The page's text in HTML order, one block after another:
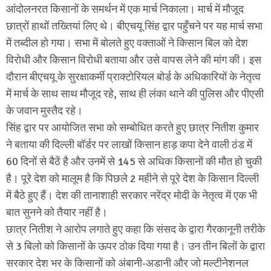
आंदोलनरत किसानों के समर्थन में एक मार्च निकाला। मार्च में मौजूद
छात्रों हाथों तख्तियां लिए थे। बीएचयू सिंह द्वार पहुँचने पर यह मार्च सभा
में तब्दील हो गया। सभा में बोलते हुए वक्ताओं ने किसान बिल को देश
विरोधी और किसान विरोधी बताया और उसे वापस लेने की मांग की। इस
दौरान बीएचयू के सुरक्षाकर्मी प्राक्टोरियल बोर्ड के अधिकारियों के नेतृत्व
में मार्च के साथ साथ मौजूद रहे, साथ ही लंका थाने की पुलिस और पीएसी
के जवान मुस्तैद रहे।
सिंह द्वार पर आयोजित सभा को सम्बोधित करते हुए छात्र नितीश कुमार
ने बताया की दिल्ली बॉर्डर पर लाखों किसान हाड़ कपा देने वाली ठंड में
60 दिनों से बैठें है और उनमें से 145 से अधिक किसानों की मौत हो चुकी
है। पूरे देश को मालूम है कि पिछले 2 महीने से पूरे देश के किसान दिल्ली
में बैठे हुए हैं। देश की तानाशाही सरकार नरेंद्र मोदी के नेतृत्व में एक भी
बात सुनने को तैयार नहीं है।
छात्र नितीश ने आरोप लगाते हुए कहा कि संसद के द्वारा गैरकानूनी तरीके
से 3 बिलो को किसानों के ऊपर ठोक दिया गया है। उन तीन बिलों के द्वारा
सरकार देश भर के किसानों को अंबानी-अडानी और जो मल्टीनेशनल